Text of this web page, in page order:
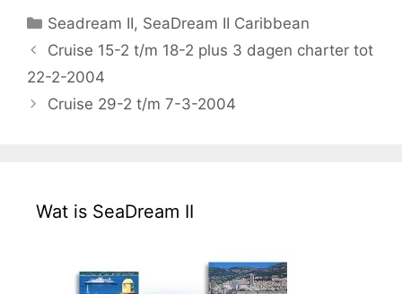
Categorieën
Seadream II, SeaDream II Caribbean
Cruise 15-2 t/m 18-2 plus 3 dagen charter tot
22-2-2004
Cruise 29-2 t/m 7-3-2004
Wat is SeaDream II